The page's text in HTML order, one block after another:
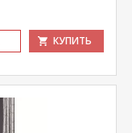
КУПИТЬ